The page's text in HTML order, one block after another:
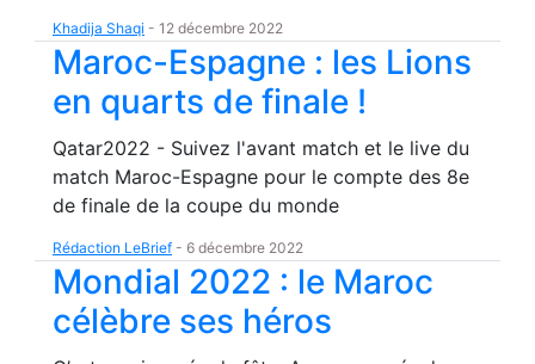
Khadija Shaqi - 12 décembre 2022
Maroc-Espagne : les Lions
en quarts de finale !
Qatar2022 - Suivez l'avant match et le live du
match Maroc-Espagne pour le compte des 8e
de finale de la coupe du monde
Rédaction LeBrief - 6 décembre 2022
Mondial 2022 : le Maroc
célèbre ses héros